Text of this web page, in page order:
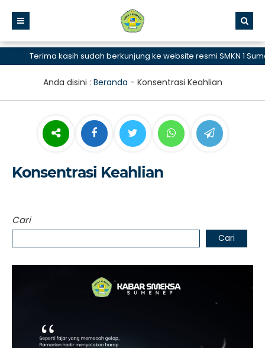
Terima kasih sudah berkunjung ke website resmi SMKN 1
Anda disini : Beranda - Konsentrasi Keahlian
Konsentrasi Keahlian
Cari
Cari